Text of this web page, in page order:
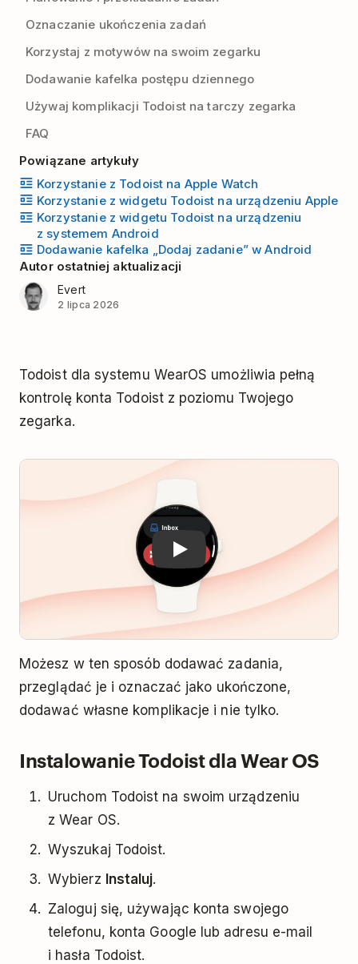
Oznaczanie ukończenia zadań
Korzystaj z motywów na swoim zegarku
Dodawanie kafelka postępu dziennego
Używaj komplikacji Todoist na tarczy zegarka
FAQ
Powiązane artykuły
Korzystanie z Todoist na Apple Watch
Korzystanie z widgetu Todoist na urządzeniu Apple
Korzystanie z widgetu Todoist na urządzeniu
z systemem Android
Dodawanie kafelka „Dodaj zadanie” w Android
Autor ostatniej aktualizacji
Evert
2 lipca 2026
Todoist dla systemu WearOS umożliwia pełną
kontrolę konta Todoist z poziomu Twojego
zegarka.
Play
Możesz w ten sposób dodawać zadania,
przeglądać je i oznaczać jako ukończone,
dodawać własne komplikacje i nie tylko.
Instalowanie Todoist dla Wear OS
Uruchom Todoist na swoim urządzeniu
z Wear OS.
Wyszukaj Todoist.
Wybierz Instaluj.
Zaloguj się, używając konta swojego
telefonu, konta Google lub adresu e-mail
i hasła Todoist.